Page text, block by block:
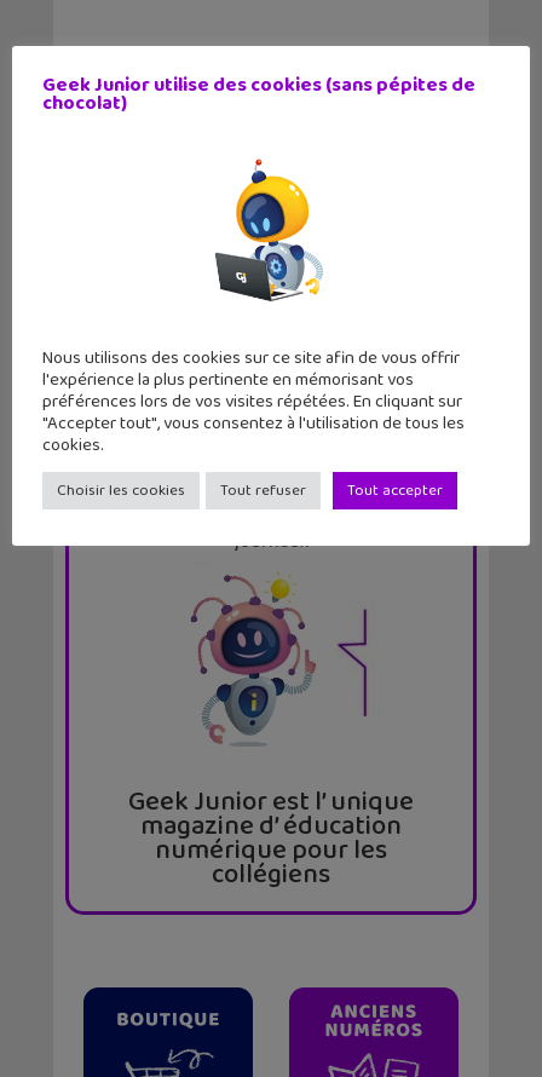
LE MAGGEEK JUNIOR
11 numéros par an
par abonnement et chez ton marchand de
journaux
Geek Junior est l’ unique
magazine d’ éducation
numérique pour les
collégiens
Geek Junior utilise des cookies (sans pépites de
chocolat)
Nous utilisons des cookies sur ce site afin de vous offrir
l'expérience la plus pertinente en mémorisant vos
préférences lors de vos visites répétées. En cliquant sur
"Accepter tout", vous consentez à l'utilisation de tous les
cookies.
Choisir les cookies Tout refuser Tout accepter